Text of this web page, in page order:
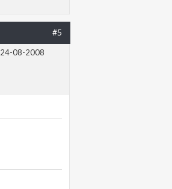
#5
24-08-2008